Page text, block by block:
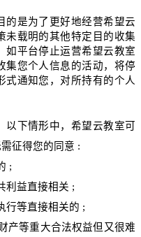
的是为了更好地经营希望云
未载明的其他特定目的收集
如平台停止运营希望云教室
集您个人信息的活动，将停
式通知您，对所持有的个人
以下情形中，希望云教室可
征得您的同意 :
;
利益直接相关 ;
行等直接相关的 ;
产等重大合法权益但又很难